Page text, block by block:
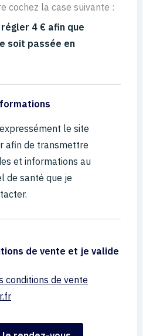
cochez la case suivante :
4 € afin que
soit passée en
le site
afin de transmettre
et informations au
de santé que je
de vente et je valide
conditions de vente